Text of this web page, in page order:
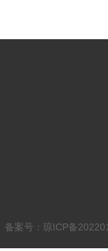
备案号：琼ICP备